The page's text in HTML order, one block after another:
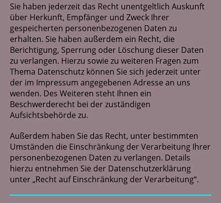
Sie haben jederzeit das Recht unentgeltlich Auskunft
über Herkunft, Empfänger und Zweck Ihrer
gespeicherten personenbezogenen Daten zu
erhalten. Sie haben außerdem ein Recht, die
Berichtigung, Sperrung oder Löschung dieser Daten
zu verlangen. Hierzu sowie zu weiteren Fragen zum
Thema Datenschutz können Sie sich jederzeit unter
der im Impressum angegebenen Adresse an uns
wenden. Des Weiteren steht Ihnen ein
Beschwerderecht bei der zuständigen
Aufsichtsbehörde zu.
Außerdem haben Sie das Recht, unter bestimmten
Umständen die Einschränkung der Verarbeitung Ihrer
personenbezogenen Daten zu verlangen. Details
hierzu entnehmen Sie der Datenschutzerklärung
unter „Recht auf Einschränkung der Verarbeitung“.